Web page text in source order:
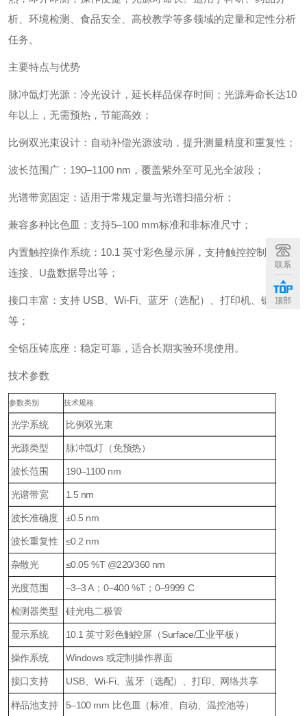
析、环境检测、食品安全、高校教学等多领域的定量和定性分析
任务。
主要特点与优势
脉冲氙灯光源：冷光设计，延长样品保存时间；光源寿命长达10
年以上，无需预热，节能高效；
比例双光束设计：自动补偿光源波动，提升测量精度和重复性；
波长范围广：190–1100 nm，覆盖紫外至可见光全波段；
光谱带宽固定：适用于常规定量与光谱扫描分析；
兼容多种比色皿：支持5–100 mm标准和非标准尺寸；
内置触控操作系统：10.1 英寸彩色显示屏，支持触控控制、外设
连接、U盘数据导出等；
接口丰富：支持 USB、Wi-Fi、蓝牙（选配）、打印机、键盘
等；
全铝压铸底座：稳定可靠，适合长期实验环境使用。
技术参数
参数类别 技术规格
光学系统 比例双光束
光源类型 脉冲氙灯（免预热）
波长范围 190–1100 nm
光谱带宽 1.5 nm
波长准确度 ±0.5 nm
波长重复性 ≤0.2 nm
杂散光 ≤0.05 %T @220/360 nm
光度范围 –3–3 A；0–400 %T；0–9999 C
检测器类型 硅光电二极管
显示系统 10.1 英寸彩色触控屏（Surface/工业平板）
操作系统 Windows 或定制操作界面
接口支持 USB、Wi-Fi、蓝牙（选配）、打印、网络共享
样品池支持 5–100 mm 比色皿（标准、自动、温控池等）
联系
顶部